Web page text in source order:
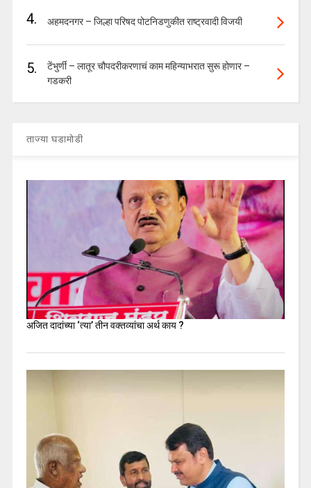
4. अहमदनगर – जिल्हा परिषद पोटनिडणुकीत राष्ट्रवादी विजयी
5.
टेंभुर्णी – लातूर चौपदरीकरणाचं काम महिन्याभरात सुरू होणार –
गडकरी
ताज्या घडामोडी
अजित दादांच्या ‘त्या’ तीन वक्तव्यांचा अर्थ काय ?